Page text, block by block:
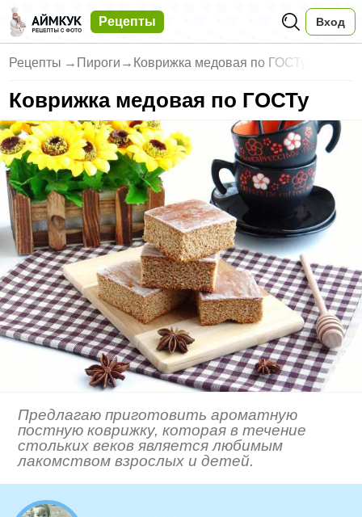
Рецепты Вход
Рецепты → Пироги → Коврижка медовая по ГОСТу
Коврижка медовая по ГОСТу
Предлагаю приготовить ароматную
постную коврижку, которая в течение
стольких веков является любимым
лакомством взрослых и детей.